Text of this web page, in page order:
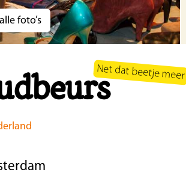
foto’s
Net dat beetje meer